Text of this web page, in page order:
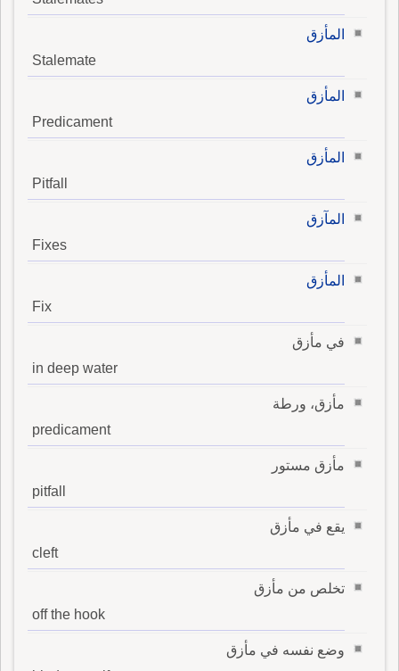
المأزق
Stalemate
المأزق
Predicament
المأزق
Pitfall
المآزق
Fixes
المأزق
Fix
في مأزق
in deep water
مأزق، ورطة
predicament
مأزق مستور
pitfall
يقع في مأزق
cleft
تخلص من مأزق
off the hook
وضع نفسه في مأزق